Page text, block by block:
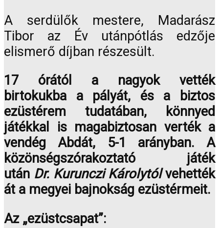
A serdülők mestere, Madarász
Tibor az Év utánpótlás edzője
elismerő díjban részesült.
17 órától a nagyok vették
birtokukba a pályát, és a biztos
ezüstérem tudatában, könnyed
játékkal is magabiztosan verték a
vendég Abdát, 5-1 arányban. A
közönségszórakoztató játék
után Dr. Kurunczi Károlytólvehették
át a megyei bajnokság ezüstérmeit.
Az „ezüstcsapat”: